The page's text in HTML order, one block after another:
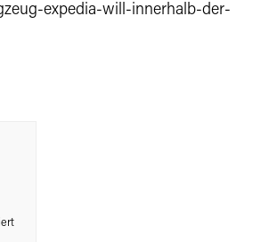
expedia-will-innerhalb-der-